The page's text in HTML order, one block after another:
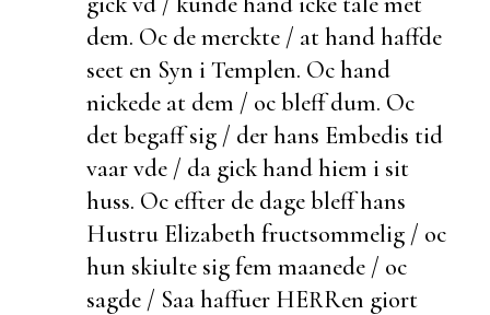
dem. Oc demerckte / at hand haffde
seet en Syn i Templen. Oc hand
nickede at dem / oc bleffdum. Oc
detbegaff sig / der hans Embedis tid
vaar vde / da gick hand hiem i sit
huss. Oc effter de dage bleff hans
Hustru Elizabeth fructsommelig / oc
hun skiulte sig fem maanede / oc
sagde / Saa haffuer HERRen giort